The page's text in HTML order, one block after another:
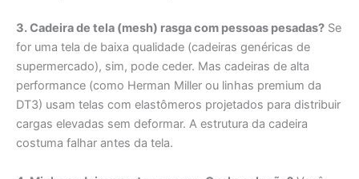
3. Cadeira de tela (mesh) rasga com pessoas pesadas? Se
for uma tela de baixa qualidade (cadeiras genéricas de
supermercado), sim, pode ceder. Mas cadeiras de alta
performance (como Herman Miller ou linhas premium da
DT3) usam telas com elastômeros projetados para distribuir
cargas elevadas sem deformar. A estrutura da cadeira
costuma falhar antes da tela.